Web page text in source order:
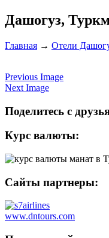
Дашогуз,
Главная → Отели
Previous Image
Next Image
Поделитесь с
Курс валюты:
Сайты партнеры:
www.dntours.com